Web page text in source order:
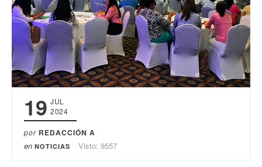
19 JUL
2024
por REDACCIÓN A
en NOTICIAS Visto: 9557